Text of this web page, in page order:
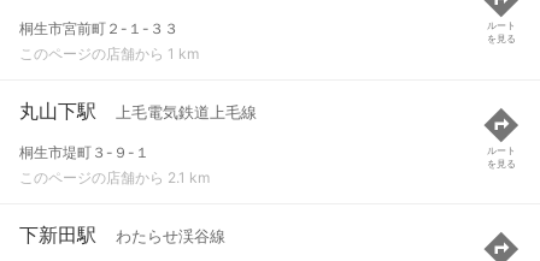
桐生市宮前町２-１-３３
このページの店舗から 1 km
ルート
を見る
丸山下駅 上毛電気鉄道上毛線
桐生市堤町３-９-１
このページの店舗から 2.1 km
ルート
を見る
下新田駅 わたらせ渓谷線